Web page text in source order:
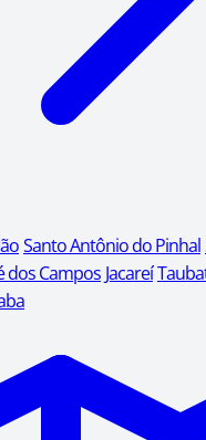
Santo Antônio do Pinhal
dos Campos Jacareí